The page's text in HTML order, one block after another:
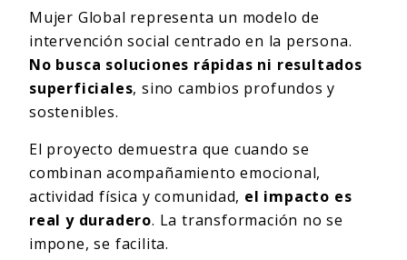
Mujer Global representa un modelo de
intervención social centrado en la persona.
No busca soluciones rápidas ni resultados
superficiales, sino cambios profundos y
sostenibles.
El proyecto demuestra que cuando se
combinan acompañamiento emocional,
actividad física y comunidad, el impacto es
real y duradero. La transformación no se
impone, se facilita.